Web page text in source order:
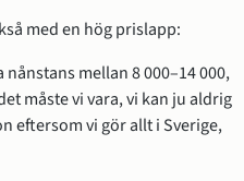
med en hög prislapp:
mellan 8 000–14 000,
måste vi vara, vi kan ju aldrig
eftersom vi gör allt i Sverige,